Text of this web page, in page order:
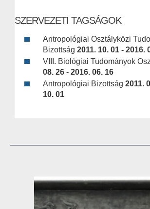
SZERVEZETI TAGSÁGOK
Antropológiai Osztályközi
Bizottság 2011. 10. 01 - 2016.
VIII. Biológiai Tudományok
08. 26 - 2016. 06. 16
Antropológiai Bizottság 2011.
10. 01